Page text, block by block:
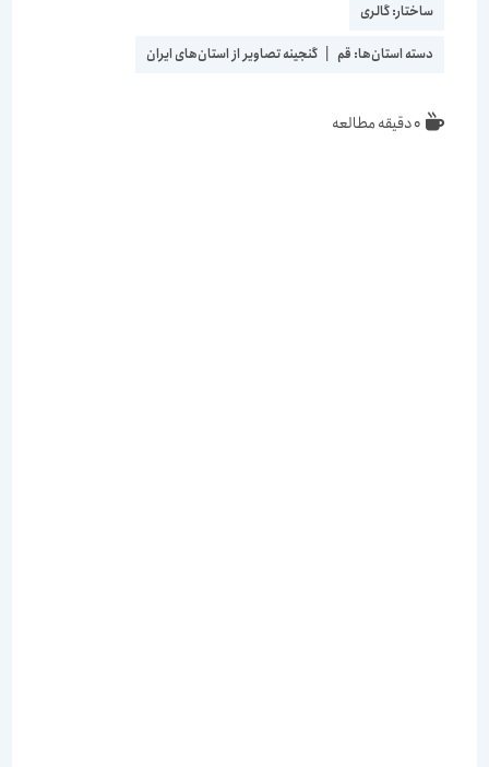
ساختار:گالری
دسته استان‌ها:قم | گنجینه تصاویر از استان‌های ایران
0 دقیقه مطالعه